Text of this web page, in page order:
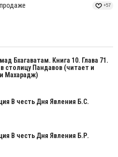
+57
Бхагаватам. Книга 10. Глава 71.
столицу Пандавов (читает и
Махарадж)
В честь Дня Явления Б.С.
В честь Дня Явления Б.Р.